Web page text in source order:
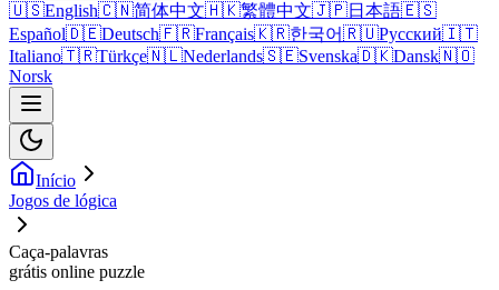
🇺🇸English🇨🇳简体中文🇭🇰繁體中文🇯🇵日本語🇪🇸
Español🇩🇪Deutsch🇫🇷Français🇰🇷한국어🇷🇺Русский🇮🇹
Italiano🇹🇷Türkçe🇳🇱Nederlands🇸🇪Svenska🇩🇰Dansk🇳🇴
Norsk
Início
Jogos de lógica
Caça-palavras
grátis online puzzle